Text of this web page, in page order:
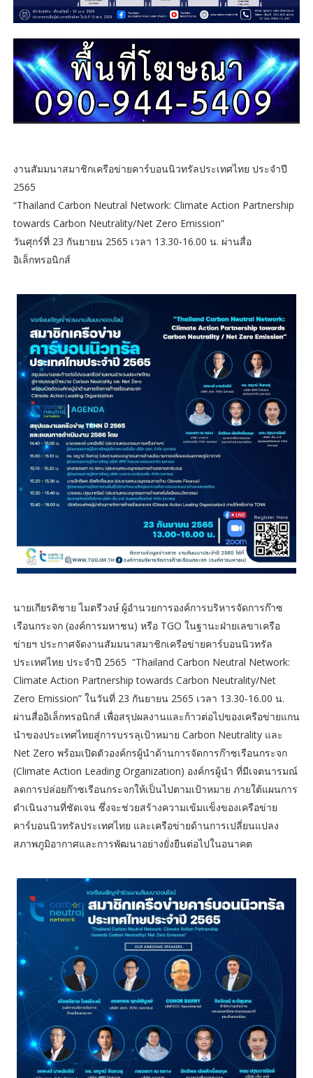
งานสัมมนาสมาชิกเครือข่ายคาร์บอนนิวทรัลประเทศไทย ประจำปี
2565
“Thailand Carbon Neutral Network: Climate Action Partnership
towards Carbon Neutrality/Net Zero Emission”
วันศุกร์ที่ 23 กันยายน 2565 เวลา 13.30-16.00 น. ผ่านสื่อ
อิเล็กทรอนิกส์
นายเกียรติชาย ไมตรีวงษ์ ผู้อำนวยการองค์การบริหารจัดการก๊าซ
เรือนกระจก (องค์การมหาชน) หรือ TGO ในฐานะฝ่ายเลขาเครือ
ข่ายฯ ประกาศจัดงานสัมมนาสมาชิกเครือข่ายคาร์บอนนิวทรัล
ประเทศไทย ประจำปี 2565 “Thailand Carbon Neutral Network:
Climate Action Partnership towards Carbon Neutrality/Net
Zero Emission” ในวันที่ 23 กันยายน 2565 เวลา 13.30-16.00 น.
ผ่านสื่ออิเล็กทรอนิกส์ เพื่อสรุปผลงานและก้าวต่อไปของเครือข่ายแกน
นำของประเทศไทยสู่การบรรลุเป้าหมาย Carbon Neutrality และ
Net Zero พร้อมเปิดตัวองค์กรผู้นำด้านการจัดการก๊าซเรือนกระจก
(Climate Action Leading Organization) องค์กรผู้นำ ที่มีเจตนารมณ์
ลดการปล่อยก๊าซเรือนกระจกให้เป็นไปตามเป้าหมาย ภายใต้แผนการ
ดำเนินงานที่ชัดเจน ซึ่งจะช่วยสร้างความเข้มแข็งของเครือข่าย
คาร์บอนนิวทรัลประเทศไทย และเครือข่ายด้านการเปลี่ยนแปลง
สภาพภูมิอากาศและการพัฒนาอย่างยั่งยืนต่อไปในอนาคต